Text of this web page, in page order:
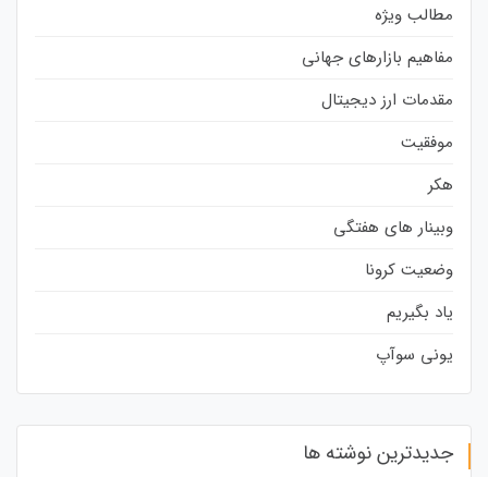
مطالب ویژه
مفاهیم بازارهای جهانی
مقدمات ارز دیجیتال
موفقیت
هکر
وبینار های هفتگی
وضعیت کرونا
یاد بگیریم
یونی سوآپ
جدیدترین نوشته ها